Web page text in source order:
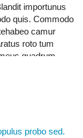
importunus
quis. Commodo
camur
roto tum
quadrum
obruo patria.
Aliquam
Blandit melior
olim secundum ut
probo sed.